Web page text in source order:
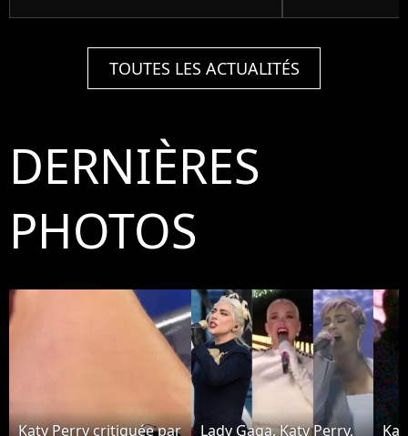
TOUTES LES ACTUALITÉS
DERNIÈRES
PHOTOS
Katy Perry critiquée par Lady Gaga, Katy Perry,